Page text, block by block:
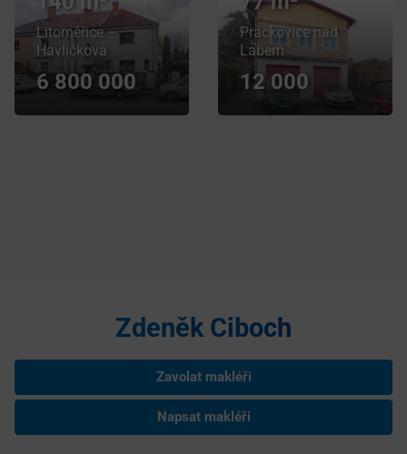
Litoměřice –
Havlíčkova
6 800 000
Prackovice nad
Labem
12 000
Zdeněk Ciboch
Zavolat makléři
Napsat makléři